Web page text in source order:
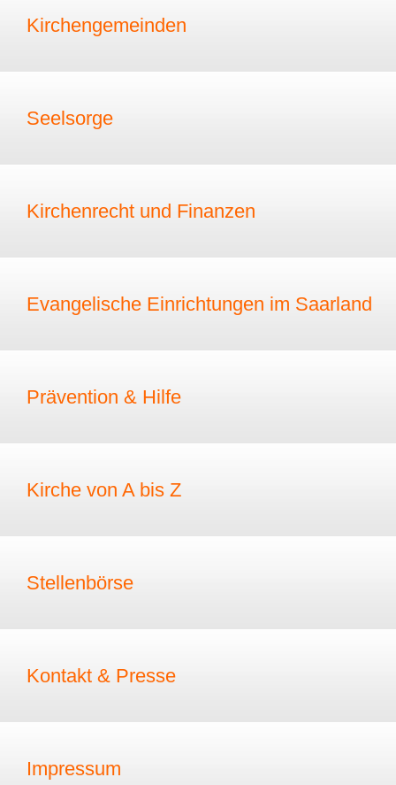
Kirchengemeinden
Seelsorge
Kirchenrecht und Finanzen
Evangelische Einrichtungen im Saarland
Prävention & Hilfe
Kirche von A bis Z
Stellenbörse
Kontakt & Presse
Impressum